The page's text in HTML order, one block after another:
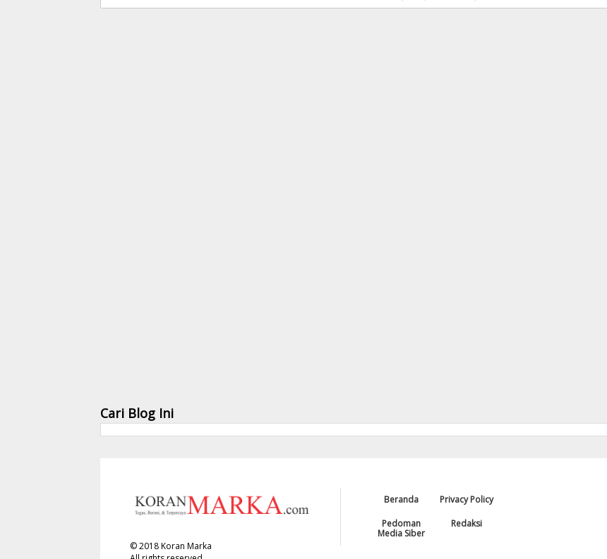
Cari Blog Ini
©2018Koran Marka
Beranda
Privacy Policy
Pedoman
Media Siber
Redaksi